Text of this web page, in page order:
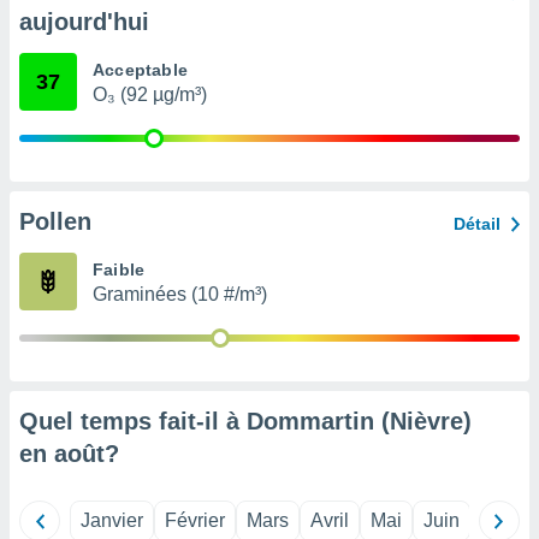
ou
de la
non
des
le
en
aujourd'hui
37 Acceptable
O₃ (92 µg/m³)
Pollen Détail
Faible
Graminées (10 #/m³)
Quel temps fait-il à Dommartin (Nièvre)
en août?
Janvier Février Mars Avril Mai Juin Juillet